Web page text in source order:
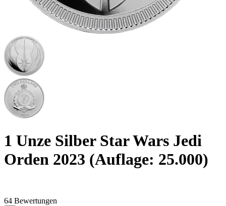
1 Unze Silber Star Wars Jedi
Orden 2023 (Auflage: 25.000)
64 Bewertungen